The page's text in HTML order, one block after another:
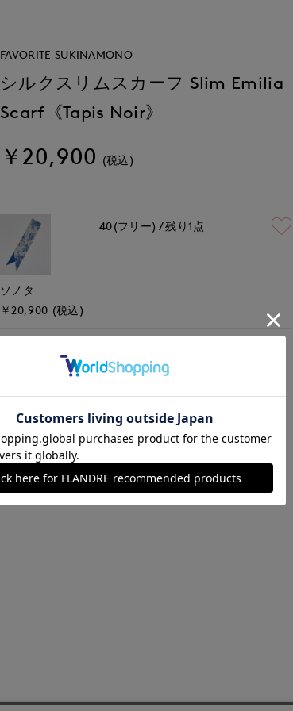
FAVORITE SUKINAMONO
シルクスリムスカーフ Slim Emilia
Scarf《Tapis Noir》
￥20,900 (税込)
ソノタ
￥20,900 (税込)
40(フリー) 残り1点